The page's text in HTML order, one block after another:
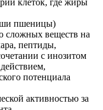
клеток, где жиры
пшеницы)
сложных веществ на
пептиды,
с инозитом
потенциала
активностью за